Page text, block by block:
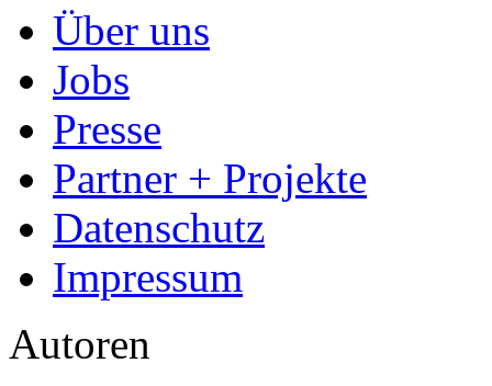
Über uns
Jobs
Presse
Partner + Projekte
Datenschutz
Impressum
Autoren